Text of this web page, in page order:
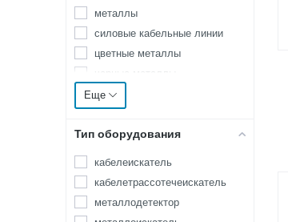
металлы
силовые кабельные линии
цветные металлы
электрические кабельные
линии
энергосиловые кабельные
линии
Еще
Тип оборудования
кабелеискатель
кабелетрассотечеискатель
металлодетектор